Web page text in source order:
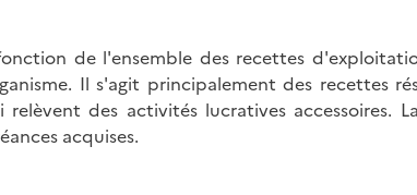
de l'ensemble des recettes
Il s'agit principalement des recettes
des activités lucratives accessoires.
acquises.